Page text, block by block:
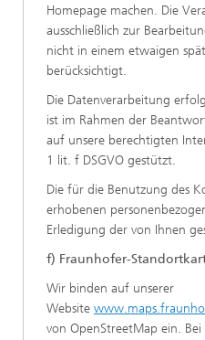
Homepage machen. Die
ausschließlich zur
nicht in einem etwaigen
berücksichtigt.
Die Datenverarbeitung
ist im Rahmen der
auf unsere berechtigten
1 lit. f DSGVO gestützt.
Die für die Benutzung des
erhobenen
Erledigung der von Ihnen
f) Fraunhofer-
Wir binden auf unserer
Website
von OpenStreetMap ein.